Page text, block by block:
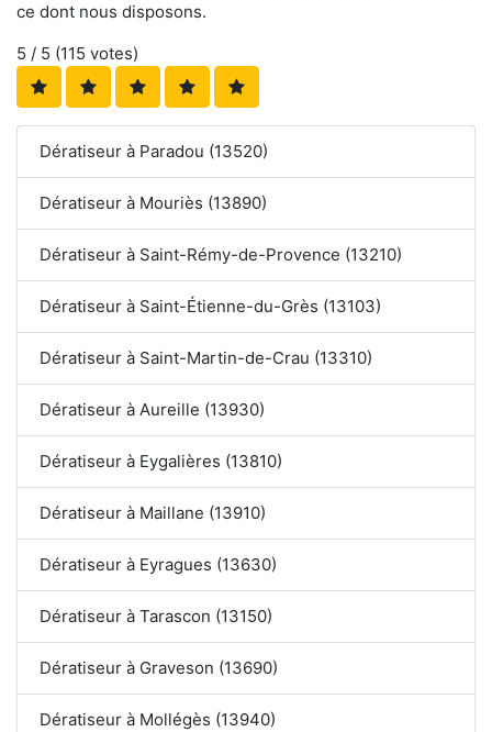
ce dont nous disposons.
5 / 5 (115 votes)
Dératiseur à Paradou (13520)
Dératiseur à Mouriès (13890)
Dératiseur à Saint-Rémy-de-Provence (13210)
Dératiseur à Saint-Étienne-du-Grès (13103)
Dératiseur à Saint-Martin-de-Crau (13310)
Dératiseur à Aureille (13930)
Dératiseur à Eygalières (13810)
Dératiseur à Maillane (13910)
Dératiseur à Eyragues (13630)
Dératiseur à Tarascon (13150)
Dératiseur à Graveson (13690)
Dératiseur à Mollégès (13940)